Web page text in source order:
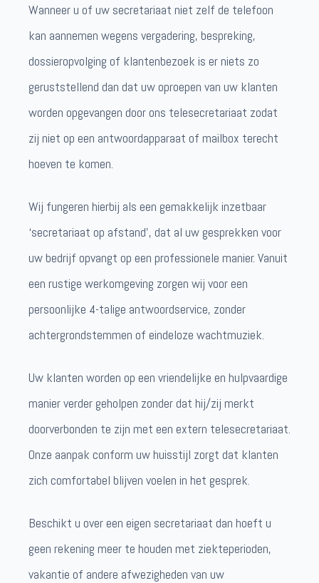
Wanneer u of uw secretariaat niet zelf de telefoon
kan aannemen wegens vergadering, bespreking,
dossieropvolging of klantenbezoek is er niets zo
geruststellend dan dat uw oproepen van uw klanten
worden opgevangen door ons telesecretariaat zodat
zij niet op een antwoordapparaat of mailbox terecht
hoeven te komen.
Wij fungeren hierbij als een gemakkelijk inzetbaar
‘secretariaat op afstand’, dat al uw gesprekken voor
uw bedrijf opvangt op een professionele manier. Vanuit
een rustige werkomgeving zorgen wij voor een
persoonlijke 4-talige antwoordservice, zonder
achtergrondstemmen of eindeloze wachtmuziek.
Uw klanten worden op een vriendelijke en hulpvaardige
manier verder geholpen zonder dat hij/zij merkt
doorverbonden te zijn met een extern telesecretariaat.
Onze aanpak conform uw huisstijl zorgt dat klanten
zich comfortabel blijven voelen in het gesprek.
Beschikt u over een eigen secretariaat dan hoeft u
geen rekening meer te houden met ziekteperioden,
vakantie of andere afwezigheden van uw